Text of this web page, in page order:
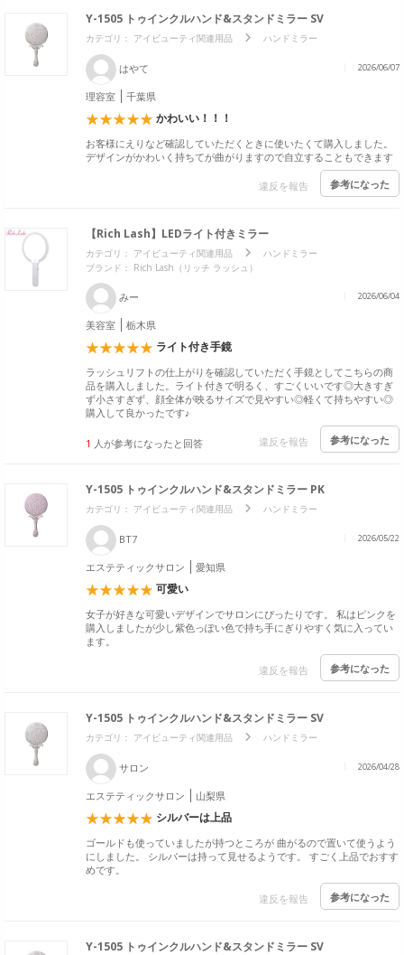
Y-1505 トゥインクルハンド&スタンドミラー SV
カテゴリ： アイビューティ関連用品 ハンドミラー
はやて 2026/06/07
理容室 千葉県
かわいい！！！
お客様にえりなど確認していただくときに使いたくて購入しました。
デザインがかわいく持ちてが曲がりますので自立することもできます
違反を報告 参考になった
【Rich Lash】LEDライト付きミラー
カテゴリ： アイビューティ関連用品
ハンドミラー
ブランド： Rich Lash（リッチ ラッシュ）
みー 2026/06/04
美容室 栃木県
ライト付き手鏡
ラッシュリフトの仕上がりを確認していただく手鏡としてこちらの商
品を購入しました。ライト付きで明るく、すごくいいです◎大きすぎ
ず小さすぎず、顔全体が映るサイズで見やすい◎軽くて持ちやすい◎
購入して良かったです♪
1 人が参考になったと回答 違反を報告 参考になった
Y-1505 トゥインクルハンド&スタンドミラー PK
カテゴリ： アイビューティ関連用品 ハンドミラー
BT7 2026/05/22
エステティックサロン 愛知県
可愛い
女子が好きな可愛いデザインでサロンにぴったりです。 私はピンクを
購入しましたが少し紫色っぽい色で持ち手にぎりやすく気に入ってい
ます。
違反を報告 参考になった
Y-1505 トゥインクルハンド&スタンドミラー SV
カテゴリ： アイビューティ関連用品 ハンドミラー
サロン 2026/04/28
エステティックサロン 山梨県
シルバーは上品
ゴールドも使っていましたが持つところが 曲がるので置いて使うよう
にしました。 シルバーは持って見せるようです。 すごく上品でおすす
めです。
違反を報告 参考になった
Y-1505 トゥインクルハンド&スタンドミラー SV